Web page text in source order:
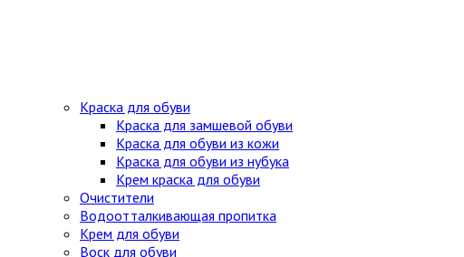
Краска для обуви
Краска для замшевой обуви
Краска для обуви из кожи
Краска для обуви из нубука
Крем краска для обуви
Очистители
Водоотталкивающая пропитка
Крем для обуви
Воск для обуви